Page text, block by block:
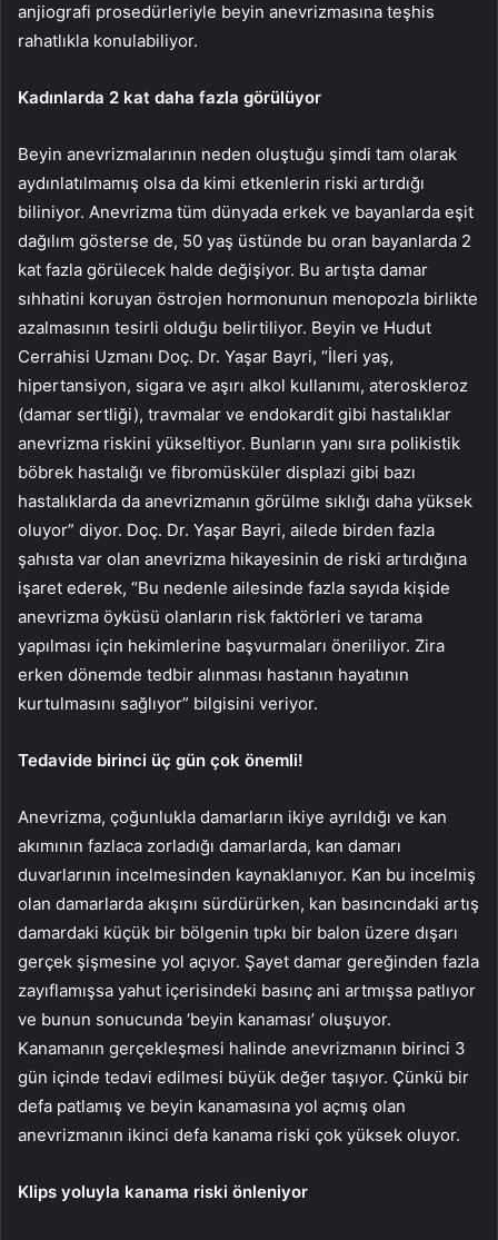
anjiografi prosedürleriyle beyin anevrizmasına teşhis
rahatlıkla konulabiliyor.
Kadınlarda 2 kat daha fazla görülüyor
Beyin anevrizmalarının neden oluştuğu şimdi tam olarak
aydınlatılmamış olsa da kimi etkenlerin riski artırdığı
biliniyor. Anevrizma tüm dünyada erkek ve bayanlarda eşit
dağılım gösterse de, 50 yaş üstünde bu oran bayanlarda 2
kat fazla görülecek halde değişiyor. Bu artışta damar
sıhhatini koruyan östrojen hormonunun menopozla birlikte
azalmasının tesirli olduğu belirtiliyor. Beyin ve Hudut
Cerrahisi Uzmanı Doç. Dr. Yaşar Bayri, “İleri yaş,
hipertansiyon, sigara ve aşırı alkol kullanımı, ateroskleroz
(damar sertliği), travmalar ve endokardit gibi hastalıklar
anevrizma riskini yükseltiyor. Bunların yanı sıra polikistik
böbrek hastalığı ve fibromüsküler displazi gibi bazı
hastalıklarda da anevrizmanın görülme sıklığı daha yüksek
oluyor” diyor. Doç. Dr. Yaşar Bayri, ailede birden fazla
şahısta var olan anevrizma hikayesinin de riski artırdığına
işaret ederek, “Bu nedenle ailesinde fazla sayıda kişide
anevrizma öyküsü olanların risk faktörleri ve tarama
yapılması için hekimlerine başvurmaları öneriliyor. Zira
erken dönemde tedbir alınması hastanın hayatının
kurtulmasını sağlıyor” bilgisini veriyor.
Tedavide birinci üç gün çok önemli!
Anevrizma, çoğunlukla damarların ikiye ayrıldığı ve kan
akımının fazlaca zorladığı damarlarda, kan damarı
duvarlarının incelmesinden kaynaklanıyor. Kan bu incelmiş
olan damarlarda akışını sürdürürken, kan basıncındaki artış
damardaki küçük bir bölgenin tıpkı bir balon üzere dışarı
gerçek şişmesine yol açıyor. Şayet damar gereğinden fazla
zayıflamışsa yahut içerisindeki basınç ani artmışsa patlıyor
ve bunun sonucunda ‘beyin kanaması’ oluşuyor.
Kanamanın gerçekleşmesi halinde anevrizmanın birinci 3
gün içinde tedavi edilmesi büyük değer taşıyor. Çünkü bir
defa patlamış ve beyin kanamasına yol açmış olan
anevrizmanın ikinci defa kanama riski çok yüksek oluyor.
Klips yoluyla kanama riski önleniyor